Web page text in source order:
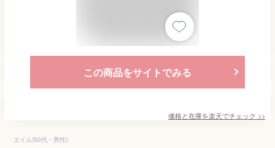
この商品をサイトでみる
価格と在庫を楽天でチェック >>
エイム(50代・男性)